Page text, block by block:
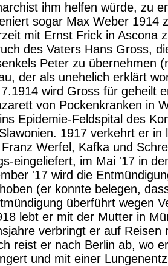
ihm helfen würde, zu
sogar Max Weber 1914
mit Ernst Frick in Ascona
des Vaters Hans Gross,
Peter zu übernehmen
der als unehelich erklärt
wird Gross für geheilt
von Pockenkranken in
Epidemie-Feldspital des
1917 verkehrt er
Werfel, Kafka und
eingeliefert, im Mai '17 in
'17 wird die
(er konnte belegen,
überführt wegen
lebt er mit der Mutter in
verbringt er auf
reist er nach Berlin ab, wo
und mit einer